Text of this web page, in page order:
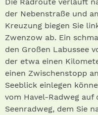
Die Radroute verläuft
der Nebenstraße und
Kreuzung biegen Sie
Zwenzow ab. Ein
den Großen Labussee
der etwa einen
einen Zwischenstopp
Seeblick einlegen
vom Havel-Radweg auf
Seenradweg, dem Sie